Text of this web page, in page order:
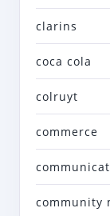
clarins
coca cola
colruyt
commerce
community